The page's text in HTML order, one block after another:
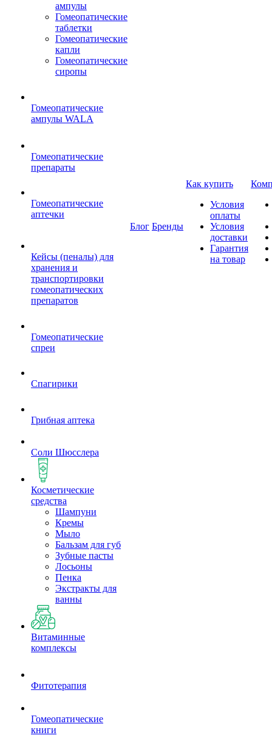
ампулы
Гомеопатические
таблетки
Гомеопатические
капли
Гомеопатические
сиропы
Гомеопатические
ампулы WALA
Гомеопатические
препараты
Гомеопатические
аптечки
Кейсы (пеналы) для
хранения и
транспортировки
гомеопатических
препаратов
Гомеопатические
спреи
Спагирики
Грибная аптека
Соли Шюсслера
Косметические
средства
Шампуни
Кремы
Мыло
Бальзам для губ
Зубные пасты
Лосьоны
Пенка
Экстракты для
ванны
Витаминные
комплексы
Фитотерапия
Гомеопатические
книги
Блог Бренды
Как купить
Условия
оплаты
Условия
доставки
Гарантия
на товар